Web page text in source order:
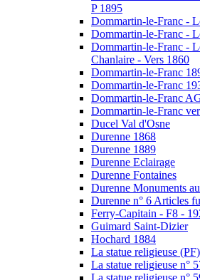
P 1895
Dommartin-le-Franc -
Dommartin-le-Franc -
Dommartin-le-Franc -
Chanlaire - Vers 1860
Dommartin-le-Franc
Dommartin-le-Franc
Dommartin-le-Franc
Dommartin-le-Franc
Ducel Val d'Osne
Durenne 1868
Durenne 1889
Durenne Eclairage
Durenne Fontaines
Durenne Monuments
Durenne n° 6 Articles
Ferry-Capitain - F8 -
Guimard Saint-Dizier
Hochard 1884
La statue religieuse (PF)
La statue religieuse n°
La statue religieuse n°